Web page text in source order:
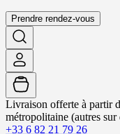
Prendre rendez-vous
Livraison offerte à partir
métropolitaine (autres sur
+33 6 82 21 79 26